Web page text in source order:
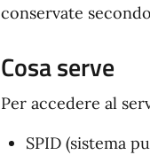
conservate
Cosa serve
Per accedere al
SPID (sistema